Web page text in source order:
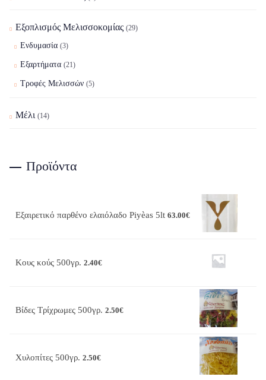
Εξοπλισμός Μελισσοκομίας (29)
Ενδυμασία (3)
Εξαρτήματα (21)
Τροφές Μελισσών (5)
Μέλι (14)
Προϊόντα
Εξαιρετικό παρθένο ελαιόλαδο Piyèas 5lt 63.00€
Κους κούς 500γρ. 2.40€
Βίδες Τρίχρωμες 500γρ. 2.50€
Χυλοπίτες 500γρ. 2.50€